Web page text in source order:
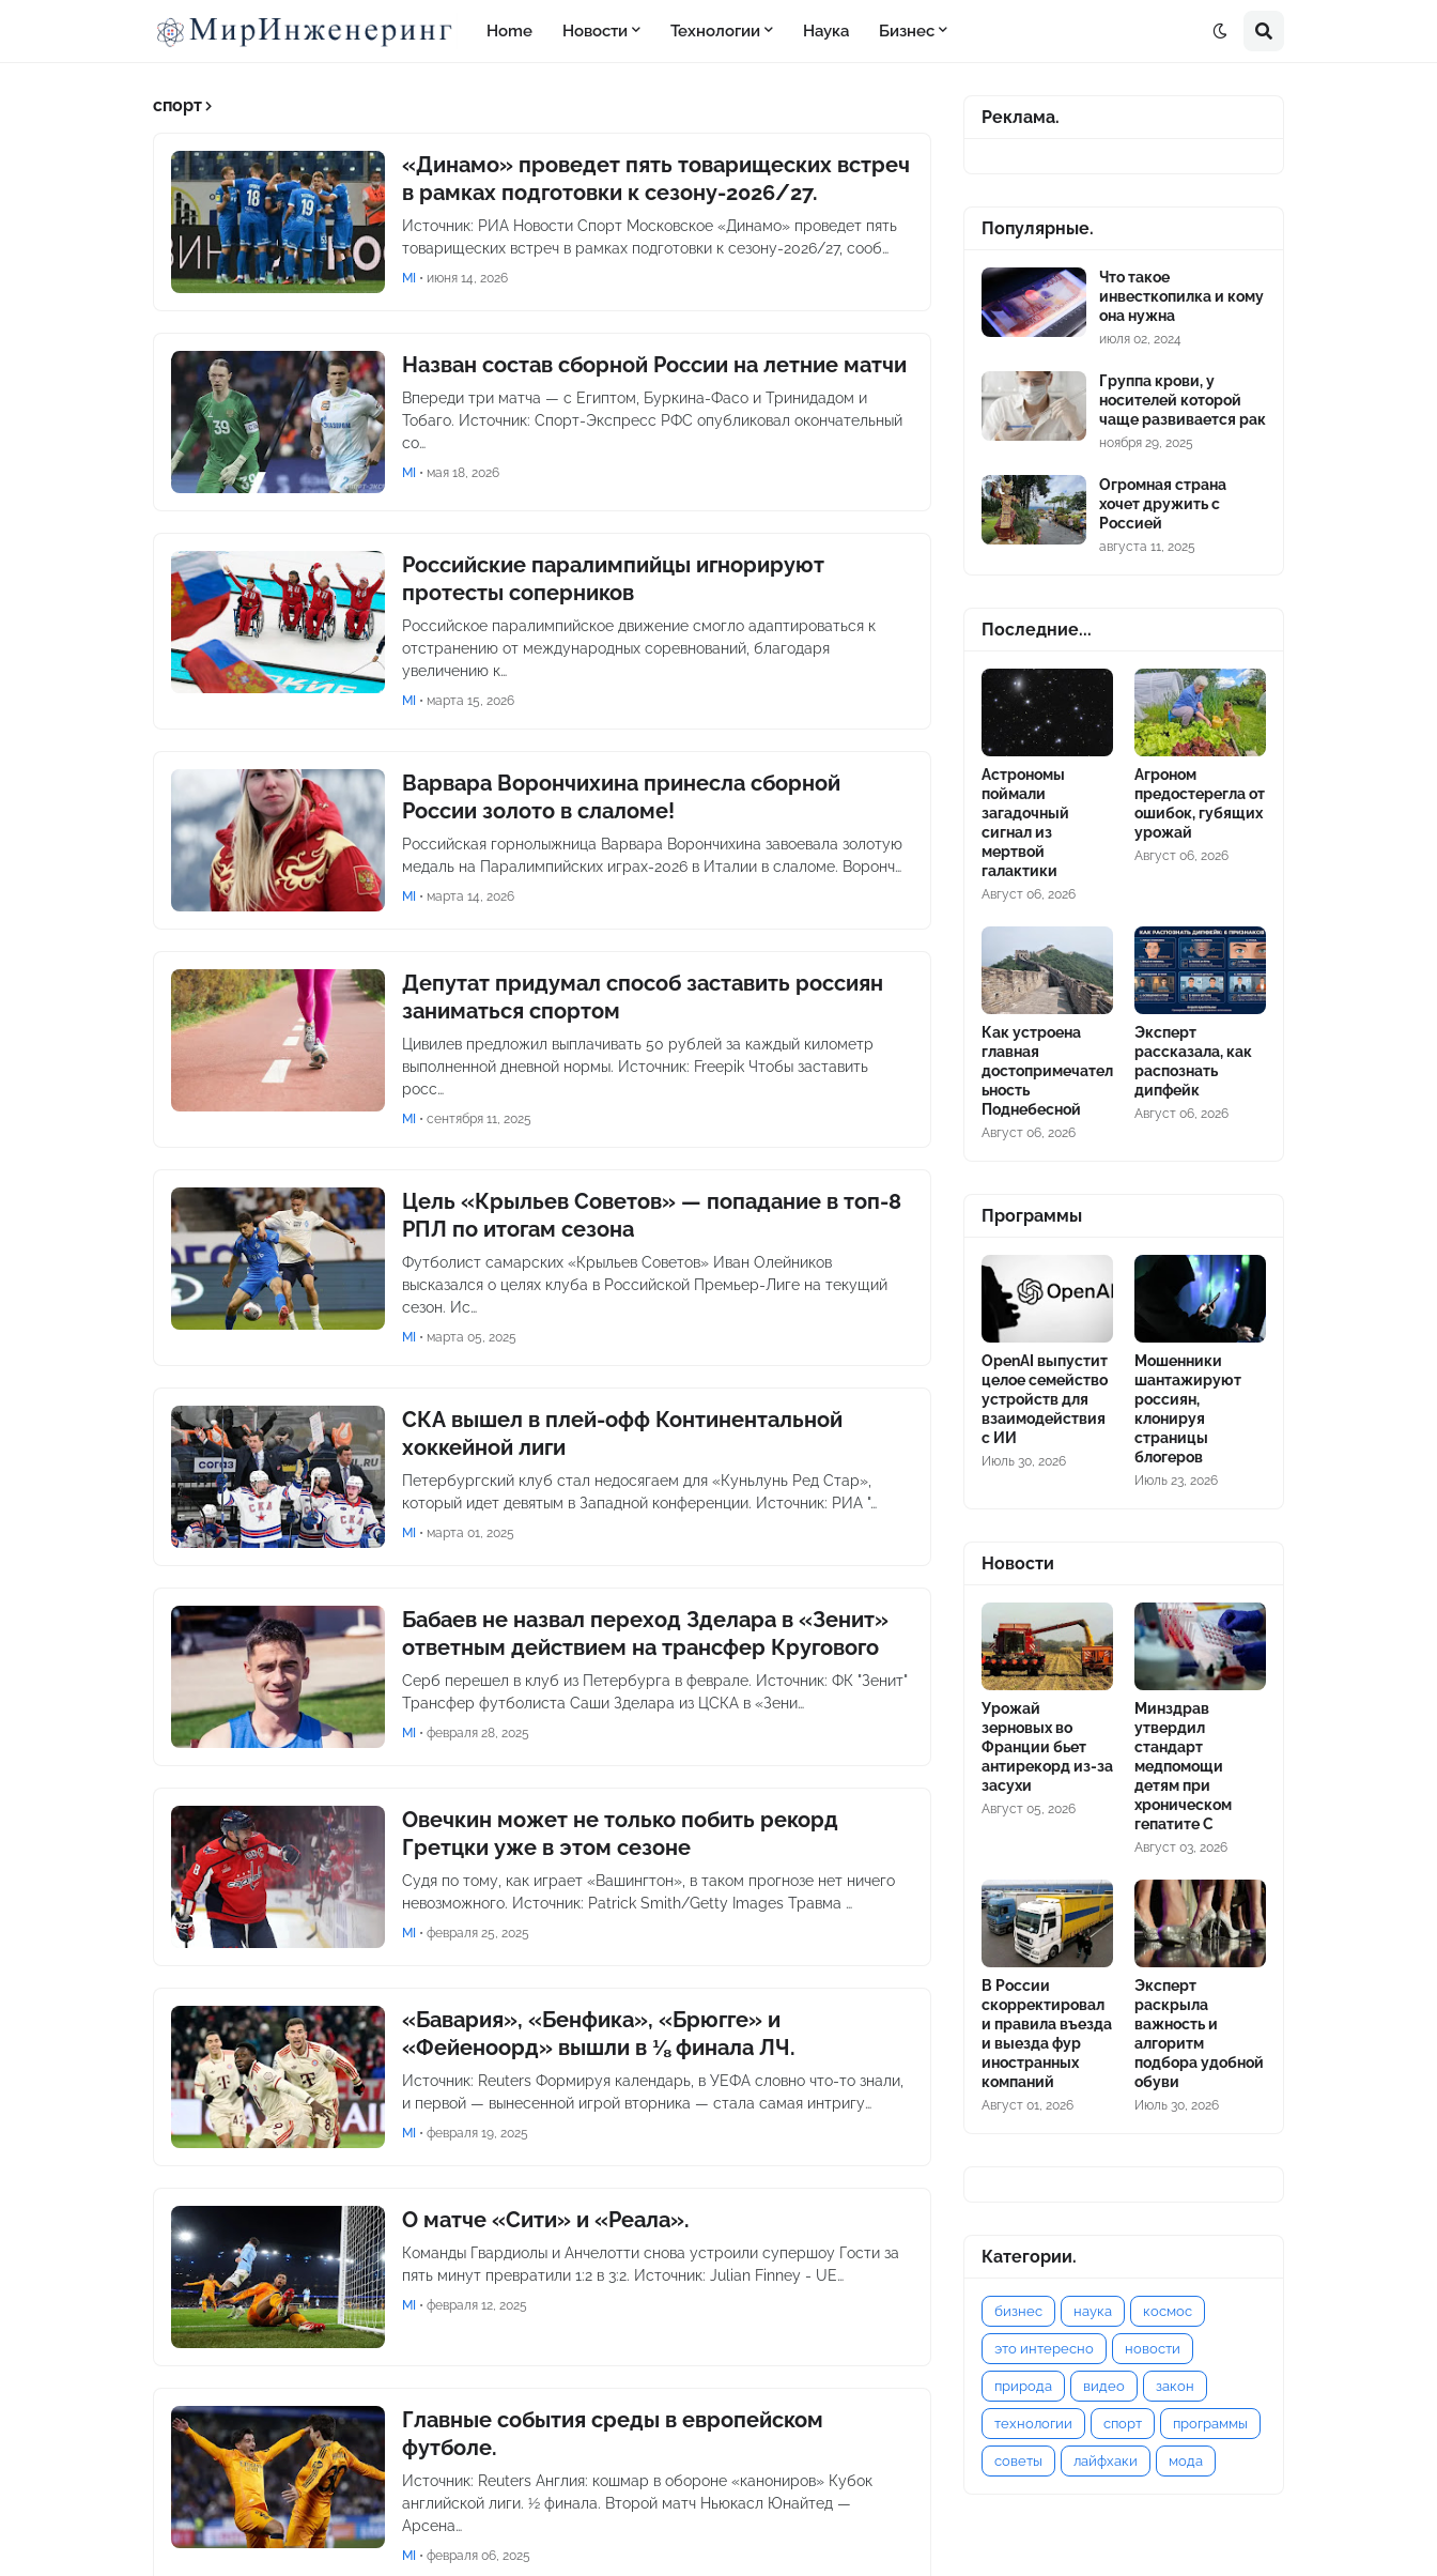
Home Новости Технологии Наука Бизнес
спорт
«Динамо» проведет пять товарищеских встреч
в рамках подготовки к сезону-2026/27.
Источник: РИА Новости Спорт Московское «Динамо» проведет пять
товарищеских встреч в рамках подготовки к сезону-2026/27, сооб…
MI • июня 14, 2026
Назван состав сборной России на летние матчи
Впереди три матча — с Египтом, Буркина-Фасо и Тринидадом и
Тобаго. Источник: Спорт-Экспресс РФС опубликовал окончательный
со…
MI • мая 18, 2026
Российские паралимпийцы игнорируют
протесты соперников
Российское паралимпийское движение смогло адаптироваться к
отстранению от международных соревнований, благодаря
увеличению к…
MI • марта 15, 2026
Варвара Ворончихина принесла сборной
России золото в слаломе!
Российская горнолыжница Варвара Ворончихина завоевала золотую
медаль на Паралимпийских играх-2026 в Италии в слаломе. Воронч…
MI • марта 14, 2026
Депутат придумал способ заставить россиян
заниматься спортом
Цивилев предложил выплачивать 50 рублей за каждый километр
выполненной дневной нормы. Источник: Freepik Чтобы заставить
росс…
MI • сентября 11, 2025
Цель «Крыльев Советов» — попадание в топ-8
РПЛ по итогам сезона
Футболист самарских «Крыльев Советов» Иван Олейников
высказался о целях клуба в Российской Премьер-Лиге на текущий
сезон. Ис…
MI • марта 05, 2025
СКА вышел в плей-офф Континентальной
хоккейной лиги
Петербургский клуб стал недосягаем для «Куньлунь Ред Стар»,
который идет девятым в Западной конференции. Источник: РИА "…
MI • марта 01, 2025
Бабаев не назвал переход Зделара в «Зенит»
ответным действием на трансфер Кругового
Серб перешел в клуб из Петербурга в феврале. Источник: ФК "Зенит"
Трансфер футболиста Саши Зделара из ЦСКА в «Зени…
MI • февраля 28, 2025
Овечкин может не только побить рекорд
Гретцки уже в этом сезоне
Судя по тому, как играет «Вашингтон», в таком прогнозе нет ничего
невозможного. Источник: Patrick Smith/Getty Images Травма …
MI • февраля 25, 2025
«Бавария», «Бенфика», «Брюгге» и
«Фейеноорд» вышли в ⅛ финала ЛЧ.
Источник: Reuters Формируя календарь, в УЕФА словно что-то знали,
и первой — вынесенной игрой вторника — стала самая интригу…
MI • февраля 19, 2025
О матче «Сити» и «Реала».
Команды Гвардиолы и Анчелотти снова устроили супершоу Гости за
пять минут превратили 1:2 в 3:2. Источник: Julian Finney - UE…
MI • февраля 12, 2025
Главные события среды в европейском
футболе.
Источник: Reuters Англия: кошмар в обороне «канониров» Кубок
английской лиги. ½ финала. Второй матч Ньюкасл Юнайтед —
Арсена…
MI • февраля 06, 2025
Реклама.
Популярные.
Что такое
инвесткопилка и кому
она нужна
июля 02, 2024
Группа крови, у
носителей которой
чаще развивается рак
ноября 29, 2025
Огромная страна
хочет дружить с
Россией
августа 11, 2025
Последние...
Астрономы
поймали
загадочный
сигнал из
мертвой
галактики
Август 06, 2026
Агроном
предостерегла от
ошибок, губящих
урожай
Август 06, 2026
Как устроена
главная
достопримечател
ьность
Поднебесной
Август 06, 2026
Эксперт
рассказала, как
распознать
дипфейк
Август 06, 2026
Программы
OpenAI выпустит
целое семейство
устройств для
взаимодействия
с ИИ
Июль 30, 2026
Мошенники
шантажируют
россиян,
клонируя
страницы
блогеров
Июль 23, 2026
Новости
Урожай
зерновых во
Франции бьет
антирекорд из-за
засухи
Август 05, 2026
Минздрав
утвердил
стандарт
медпомощи
детям при
хроническом
гепатите С
Август 03, 2026
В России
скорректировал
и правила въезда
и выезда фур
иностранных
компаний
Август 01, 2026
Эксперт
раскрыла
важность и
алгоритм
подбора удобной
обуви
Июль 30, 2026
Категории.
бизнес наука космос
это интересно новости
природа видео закон
технологии спорт программы
советы лайфхаки мода